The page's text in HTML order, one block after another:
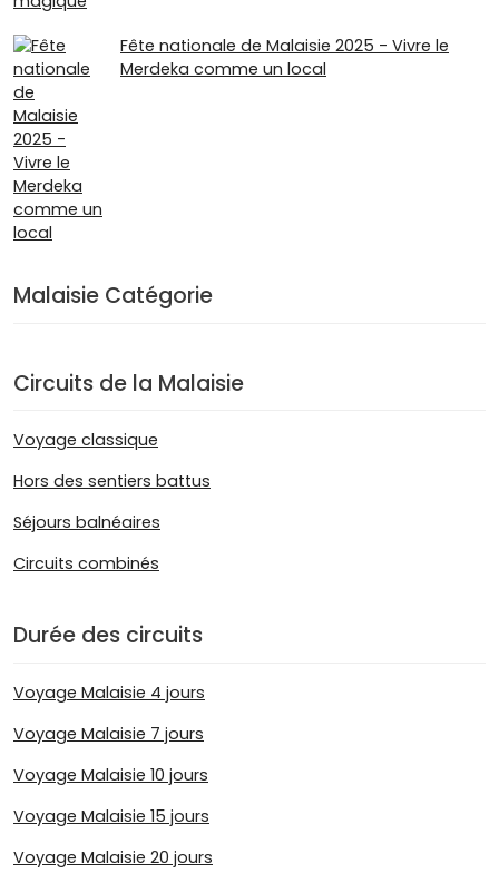
Fête nationale de Malaisie 2025 - Vivre le
Merdeka comme un local
Malaisie Catégorie
Circuits de la Malaisie
Voyage classique
Hors des sentiers battus
Séjours balnéaires
Circuits combinés
Durée des circuits
Voyage Malaisie 4 jours
Voyage Malaisie 7 jours
Voyage Malaisie 10 jours
Voyage Malaisie 15 jours
Voyage Malaisie 20 jours